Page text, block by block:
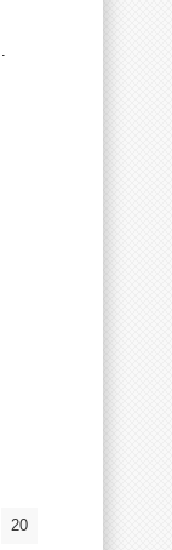
20